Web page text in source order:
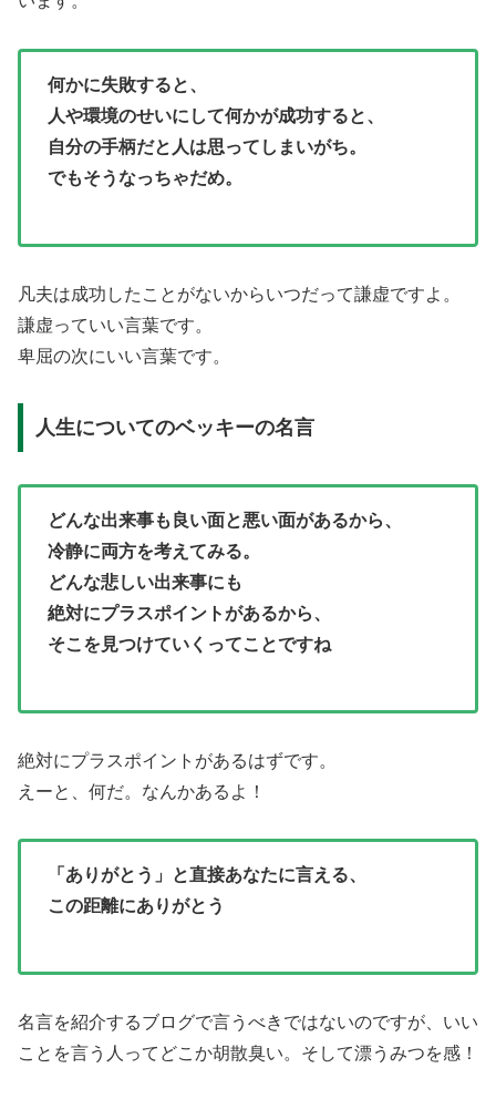
何かに失敗すると、
人や環境のせいにして何かが成功すると、
自分の手柄だと人は思ってしまいがち。
でもそうなっちゃだめ。
凡夫は成功したことがないからいつだって謙虚ですよ。
謙虚っていい言葉です。
卑屈の次にいい言葉です。
人生についてのベッキーの名言
どんな出来事も良い面と悪い面があるから、
冷静に両方を考えてみる。
どんな悲しい出来事にも
絶対にプラスポイントがあるから、
そこを見つけていくってことですね
絶対にプラスポイントがあるはずです。
えーと、何だ。なんかあるよ！
「ありがとう」と直接あなたに言える、
この距離にありがとう
名言を紹介するブログで言うべきではないのですが、いい
ことを言う人ってどこか胡散臭い。そして漂うみつを感！